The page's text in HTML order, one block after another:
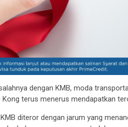
dengan KMB, moda
terus menerus mendapatkan
diteror dengan jarum yang